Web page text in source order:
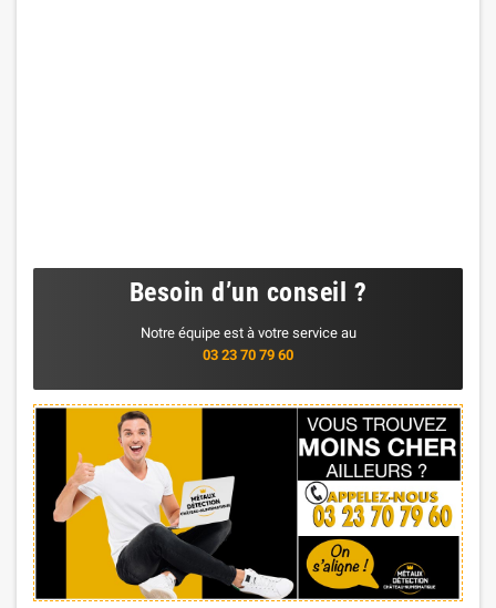
Besoin d’un conseil ?
Notre équipe est à votre service au
03 23 70 79 60